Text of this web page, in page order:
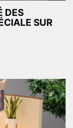
DES
SUR